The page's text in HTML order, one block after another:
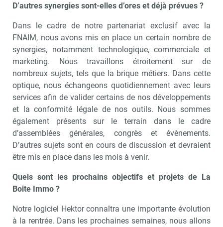
D’autres synergies sont-elles d’ores et déjà prévues ?
Dans le cadre de notre partenariat exclusif avec la
FNAIM, nous avons mis en place un certain nombre de
synergies, notamment technologique, commerciale et
marketing. Nous travaillons étroitement sur de
nombreux sujets, tels que la brique métiers. Dans cette
optique, nous échangeons quotidiennement avec leurs
services afin de valider certains de nos développements
et la conformité légale de nos outils. Nous sommes
également présents sur le terrain dans le cadre
d’assemblées générales, congrès et évènements.
D’autres sujets sont en cours de discussion et devraient
être mis en place dans les mois à venir.
Quels sont les prochains objectifs et projets de La
Boite Immo ?
Notre logiciel Hektor connaîtra une importante évolution
à la rentrée. Dans les prochaines semaines, nous allons